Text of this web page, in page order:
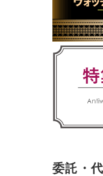
委託・